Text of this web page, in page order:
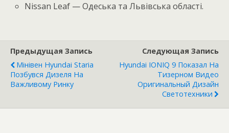
Nissan Leaf — Одеська та Львівська області.
Предыдущая Запись
Мінівен Hyundai Staria
Позбувся Дизеля На
Важливому Ринку
Следующая Запись
Hyundai IONIQ 9 Показал На
Тизерном Видео
Оригинальный Дизайн
Светотехники